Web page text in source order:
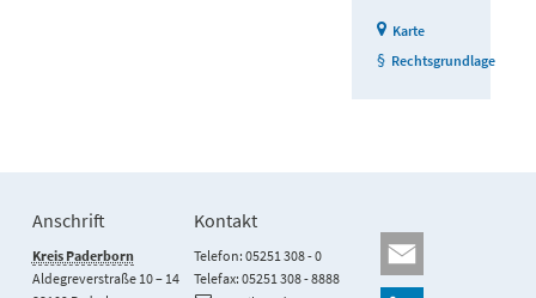
Karte
Rechtsgrundlage
Anschrift
Kreis Paderborn
Aldegreverstraße 10 – 14
Kontakt
Telefon: 05251 308 - 0
Telefax: 05251 308 - 8888